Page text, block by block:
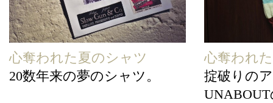
心奪われた夏のシャツ
20数年来の夢のシャツ。
心奪われ
掟破りの